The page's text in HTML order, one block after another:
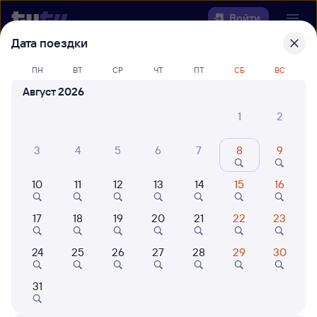
Войти
Выберите день, чтобы найтиж/д
билеты Выдрино — Озеро-
Когда
Кто едет
Дата поездки
ПН ВТ СР ЧТ ПТ СБ ВС
Август 2026
1
2
3 4 5 6 7 8 9
10 11 12 13 14 15 16
17 18 19 20 21 22 23
24 25 26 27 28 29 30
31